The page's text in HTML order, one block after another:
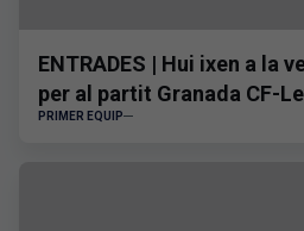
ENTRADES | Hui ixen a la
per al partit Granada CF-
PRIMER EQUIP